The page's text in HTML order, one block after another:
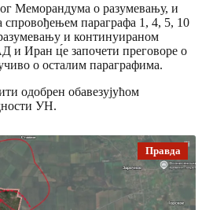
Меморандума о разумевању, и
спровођењем параграфа 1, 4, 5, 10
и континуираном
и Иран ц́е започети преговоре о
о осталим параграфима.
одобрен обавезујућом
УН.
Правда